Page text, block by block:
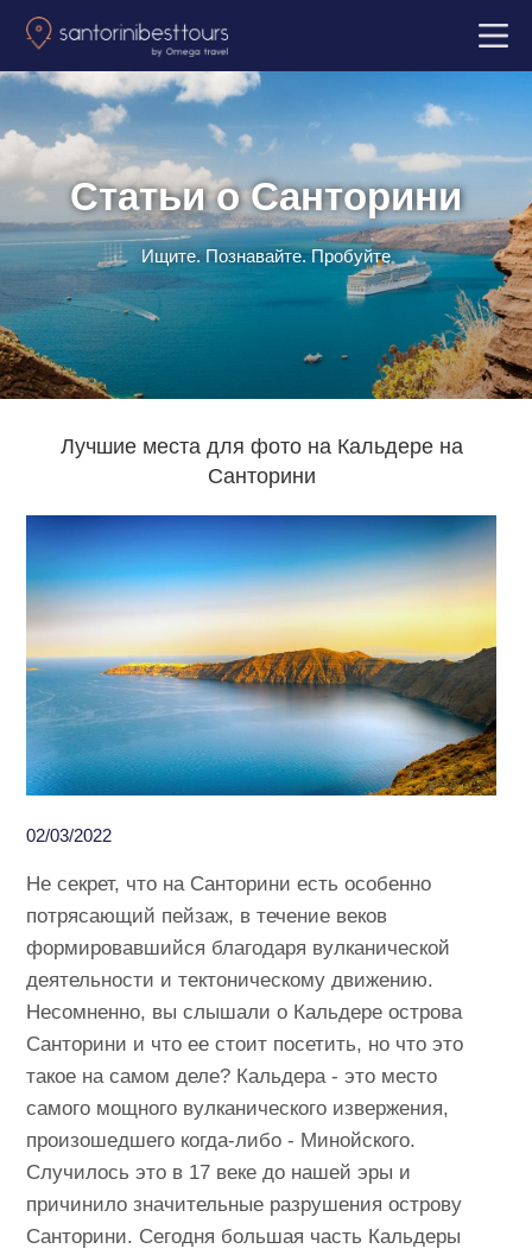
Jump
navigation
Back
to
Статьи о Санторини
Ищите. Познавайте. Пробуйте
Лучшие места для фото на Кальдере на
Санторини
02/03/2022
Не секрет, что на Санторини есть особенно
потрясающий пейзаж, в течение веков
формировавшийся благодаря вулканической
деятельности и тектоническому движению.
Несомненно, вы слышали о Кальдере острова
Санторини и что ее стоит посетить, но что это
такое на самом деле? Кальдера - это место
самого мощного вулканического извержения,
произошедшего когда-либо - Минойского.
Случилось это в 17 веке до нашей эры и
причинило значительные разрушения острову
Санторини. Сегодня большая часть Кальдеры